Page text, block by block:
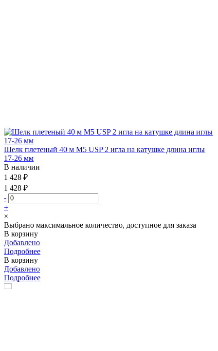
Шелк плетеный 40 м М5 USP 2 игла на катушке длина иглы
17-26 мм
В наличии
1 428 ₽
1 428 ₽
-
+
×
Выбрано максимальное количество, доступное для заказа
В корзину
Добавлено
Подробнее
В корзину
Добавлено
Подробнее